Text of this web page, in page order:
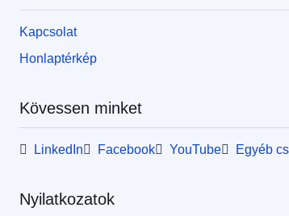
Kapcsolat
Honlaptérkép
Kövessen minket
LinkedIn Facebook YouTube Egyéb
Nyilatkozatok